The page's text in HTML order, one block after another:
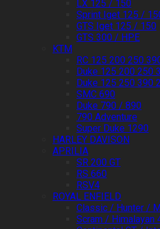
LX 125 / 150
Sprint Iget 125 /
GTS Iget 125 / 150
GTS 300 / HPE
KTM
RC 125 200 250
Duke 125 200 250
Duke 125 250 390
SMC 690
Duke 790 / 890
790 Adventure
Super Duke 1290
HARLEY DAVISON
APRILIA
SR 200 GT
RS 660
RSV4
ROYAL ENFIELD
Classic / Hunter /
Scram / Himalayan